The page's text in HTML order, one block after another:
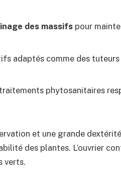
des massifs pour
adaptés comme des tuteurs
phytosanitaires
et une grande
des plantes. L’ouvrier
verts.